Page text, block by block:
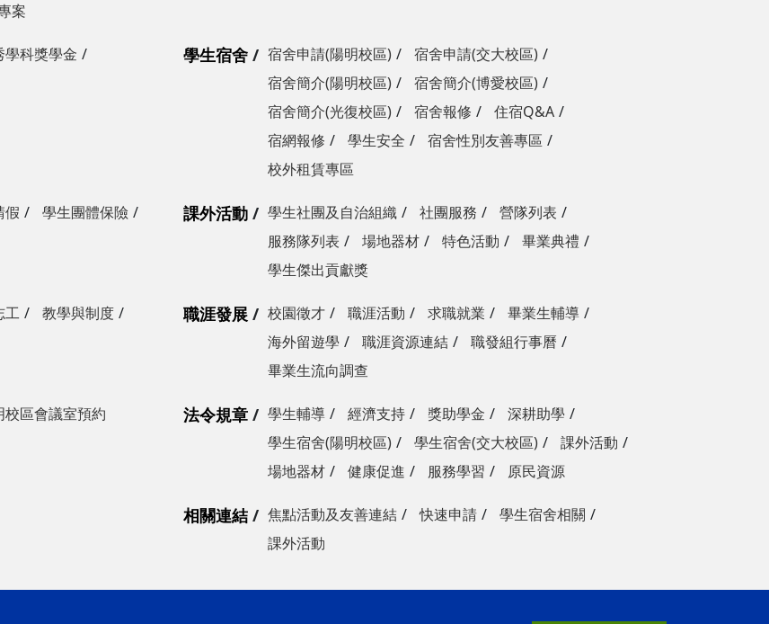
案
學科獎學金
學生宿舍 宿舍申請(陽明校區)
宿舍申請(交大校區)
宿舍簡介(陽明校區)
宿舍簡介(博愛校區)
宿舍簡介(光復校區)
宿舍報修
住宿Q&A
宿網報修
學生安全
宿舍性別友善專區
校外租賃專區
假
學生團體保險
課外活動 學生社團及自治組織 社團服務
營隊列表
服務隊列表
場地器材 特色活動
畢業典禮
學生傑出貢獻獎
工
教學與制度
職涯發展 校園徵才 職涯活動 求職就業
畢業生輔導
海外留遊學
職涯資源連結
職發組行事曆
畢業生流向調查
校區會議室預約 法令規章 學生輔導 經濟支持 獎助學金
深耕助學
學生宿舍(陽明校區)
學生宿舍(交大校區)
課外活動
場地器材
健康促進 服務學習 原民資源
相關連結 焦點活動及友善連結 快速申請
學生宿舍相關
課外活動